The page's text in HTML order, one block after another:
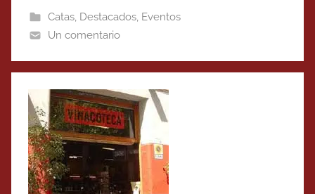
Catas, Destacados, Eventos
Un comentario